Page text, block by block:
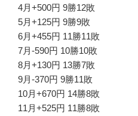
4月+500円 9勝12敗
5月+125円 9勝9敗
6月+455円 11勝11敗
7月-590円 10勝10敗
8月+130円 13勝7敗
9月-370円 9勝11敗
10月+670円 14勝8敗
11月+525円 11勝8敗